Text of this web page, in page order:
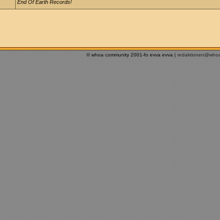
End Of Earth Records!
© whoa community 2001-fo evva evva |